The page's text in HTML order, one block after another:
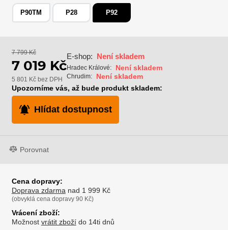
P90TM P28 P92
7 799 Kč
7 019 Kč
5 801 Kč bez DPH
E-shop: Není skladem
Hradec Králové: Není skladem
Chrudim:
Není skladem
Upozorníme vás, až bude produkt skladem:
Hlídat dostupnost
Porovnat
Cena dopravy:
Doprava zdarma nad 1 999 Kč
(obvyklá cena dopravy 90 Kč)
Vrácení zboží:
Možnost vrátit zbožído 14ti dnů